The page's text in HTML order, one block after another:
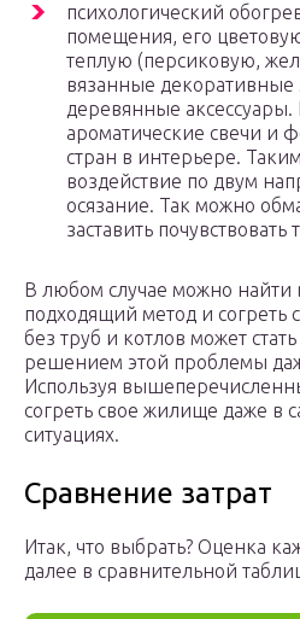
психологический
помещения, его
теплую (персиковую,
вязанные
деревянные аксессуары.
ароматические свечи и
стран в интерьере.
воздействие по двум
осязание. Так можно
заставить почувствовать
В любом случае можно найти
подходящий метод и согреть
без труб и котлов может
решением этой проблемы
Используя
согреть свое жилище даже в
ситуациях.
Сравнение затрат
Итак, что выбрать? Оценка
далее в сравнительной